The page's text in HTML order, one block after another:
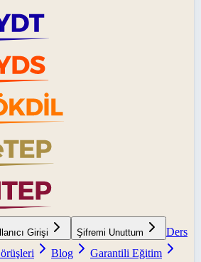
Girişi Şifremi Unuttum
Ders
Blog
Garantili Eğitim